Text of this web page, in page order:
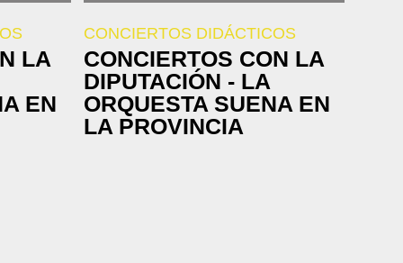
LA
EN
CONCIERTOS DIDÁCTICOS
CONCIERTOS CON LA
DIPUTACIÓN - LA
ORQUESTA SUENA EN
LA PROVINCIA